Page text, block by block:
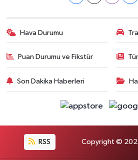
Hava Durumu
Puan Durumu ve Fikstür
Son Dakika Haberleri
RSS Copyright ©